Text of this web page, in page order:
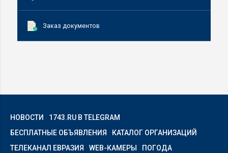
Заказ документов
НОВОСТИ
1743.RU В TELEGRAM
БЕСПЛАТНЫЕ ОБЪЯВЛЕНИЯ
КАТАЛОГ ОРГАНИЗАЦИЙ
ТЕЛЕКАНАЛ ЕВРАЗИЯ
WEB-КАМЕРЫ
ПОГОДА